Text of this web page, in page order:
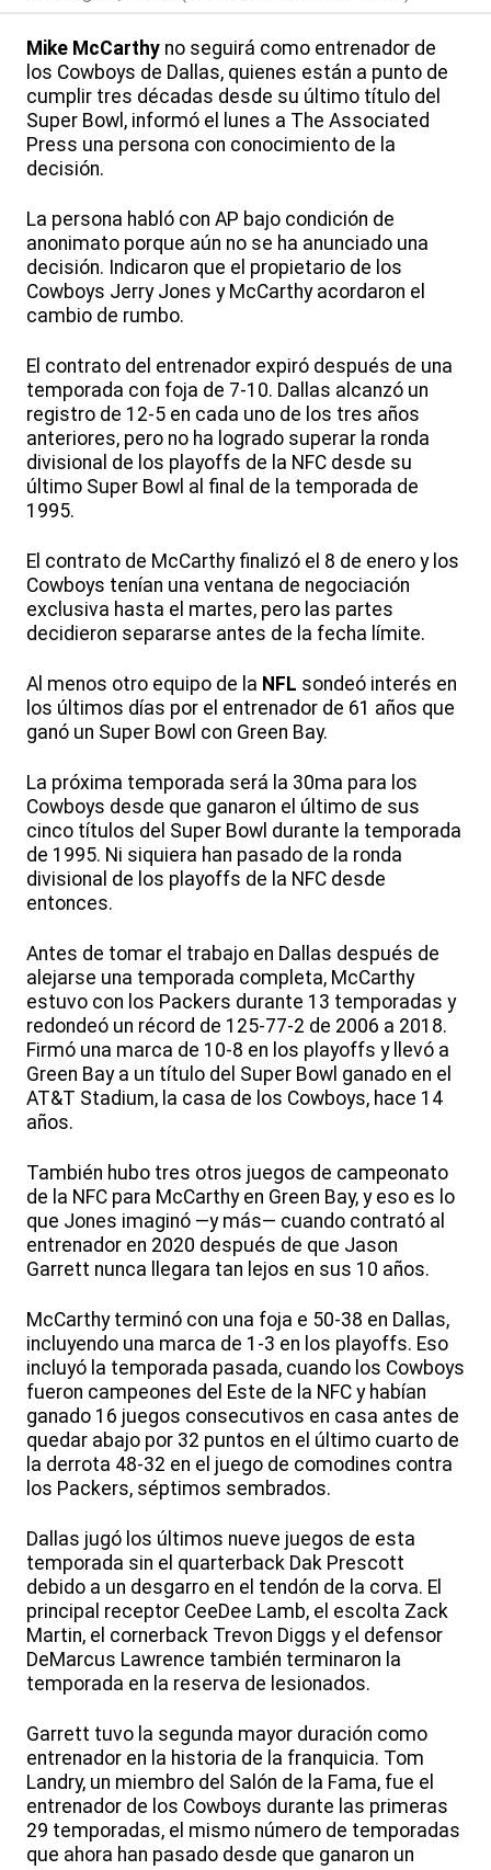
Mike McCarthy no seguirá como entrenador de
los Cowboys de Dallas, quienes están a punto de
cumplir tres décadas desde su último título del
Super Bowl, informó el lunes a The Associated
Press una persona con conocimiento de la
decisión.
La persona habló con AP bajo condición de
anonimato porque aún no se ha anunciado una
decisión. Indicaron que el propietario de los
Cowboys Jerry Jones y McCarthy acordaron el
cambio de rumbo.
El contrato del entrenador expiró después de una
temporada con foja de 7-10. Dallas alcanzó un
registro de 12-5 en cada uno de los tres años
anteriores, pero no ha logrado superar la ronda
divisional de los playoffs de la NFC desde su
último Super Bowl al final de la temporada de
1995.
El contrato de McCarthy finalizó el 8 de enero y los
Cowboys tenían una ventana de negociación
exclusiva hasta el martes, pero las partes
decidieron separarse antes de la fecha límite.
Al menos otro equipo de la NFL sondeó interés en
los últimos días por el entrenador de 61 años que
ganó un Super Bowl con Green Bay.
La próxima temporada será la 30ma para los
Cowboys desde que ganaron el último de sus
cinco títulos del Super Bowl durante la temporada
de 1995. Ni siquiera han pasado de la ronda
divisional de los playoffs de la NFC desde
entonces.
Antes de tomar el trabajo en Dallas después de
alejarse una temporada completa, McCarthy
estuvo con los Packers durante 13 temporadas y
redondeó un récord de 125-77-2 de 2006 a 2018.
Firmó una marca de 10-8 en los playoffs y llevó a
Green Bay a un título del Super Bowl ganado en el
AT&T Stadium, la casa de los Cowboys, hace 14
años.
También hubo tres otros juegos de campeonato
de la NFC para McCarthy en Green Bay, y eso es lo
que Jones imaginó —y más— cuando contrató al
entrenador en 2020 después de que Jason
Garrett nunca llegara tan lejos en sus 10 años.
McCarthy terminó con una foja e 50-38 en Dallas,
incluyendo una marca de 1-3 en los playoffs. Eso
incluyó la temporada pasada, cuando los Cowboys
fueron campeones del Este de la NFC y habían
ganado 16 juegos consecutivos en casa antes de
quedar abajo por 32 puntos en el último cuarto de
la derrota 48-32 en el juego de comodines contra
los Packers, séptimos sembrados.
Dallas jugó los últimos nueve juegos de esta
temporada sin el quarterback Dak Prescott
debido a un desgarro en el tendón de la corva. El
principal receptor CeeDee Lamb, el escolta Zack
Martin, el cornerback Trevon Diggs y el defensor
DeMarcus Lawrence también terminaron la
temporada en la reserva de lesionados.
Garrett tuvo la segunda mayor duración como
entrenador en la historia de la franquicia. Tom
Landry, un miembro del Salón de la Fama, fue el
entrenador de los Cowboys durante las primeras
29 temporadas, el mismo número de temporadas
que ahora han pasado desde que ganaron un